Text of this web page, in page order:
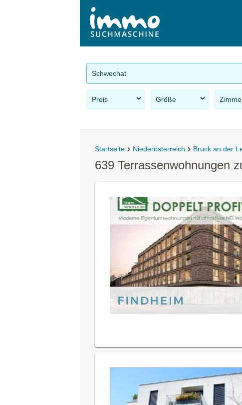
Schwechat
Preis Größe
Startseite Niederösterreich Bruck an der
639 Terrassenwohnungen